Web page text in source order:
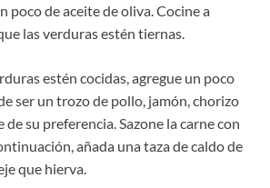
poco de aceite de oliva. Cocine a
las verduras estén tiernas.
estén cocidas, agregue un poco
ser un trozo de pollo, jamón, chorizo
su preferencia. Sazone la carne con
añada una taza de caldo de
que hierva.